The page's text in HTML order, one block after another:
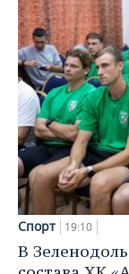
Спорт 19:10
В